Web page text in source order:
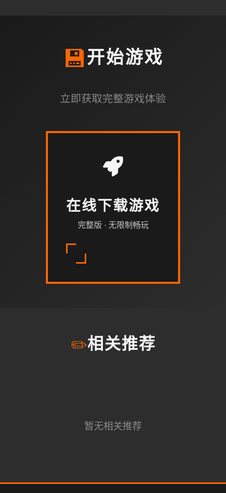
💾开始游戏
立即获取完整游戏体验
在线下载游戏
完整版 · 无限制畅玩
✏️相关推荐
暂无相关推荐